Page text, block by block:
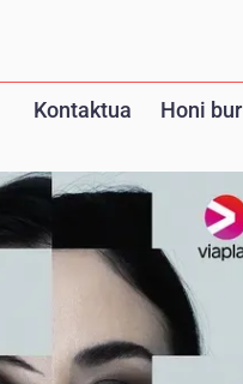
Kontaktua Honi